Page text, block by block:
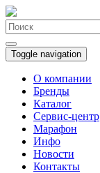
Toggle navigation
О компании
Бренды
Каталог
Сервис-центр
Марафон
Инфо
Новости
Контакты